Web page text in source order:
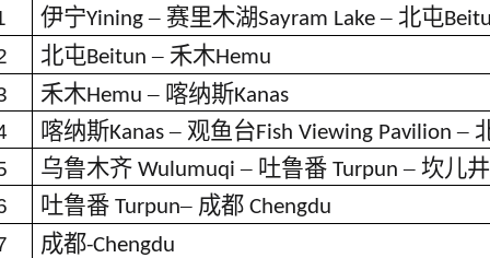
伊宁Yining– 赛里木湖Sayram Lake– 北屯
北屯Beitun– 禾木Hemu
禾木Hemu– 喀纳斯Kanas
喀纳斯Kanas– 观鱼台Fish Viewing Pavilion–
乌鲁木齐Wulumuqi– 吐鲁番Turpun– 坎儿井
吐鲁番Turpun– 成都Chengdu
成都-Chengdu